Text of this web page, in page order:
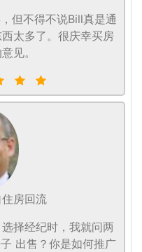
但不得不说Bill真是通
太多了。很庆幸买房
见。
房回流
择经纪时，我就问两
出售？你是如何推广